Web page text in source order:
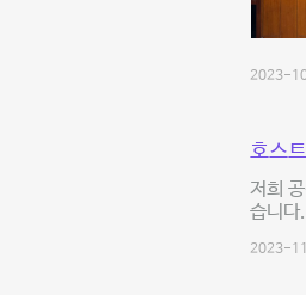
2023-
호스
저희
습니다.
2023-